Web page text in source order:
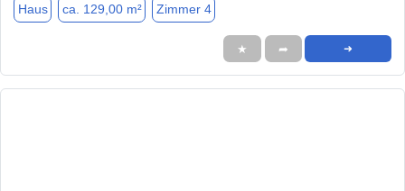
Haus ca. 129,00 m² Zimmer 4
★ ➦ ➜